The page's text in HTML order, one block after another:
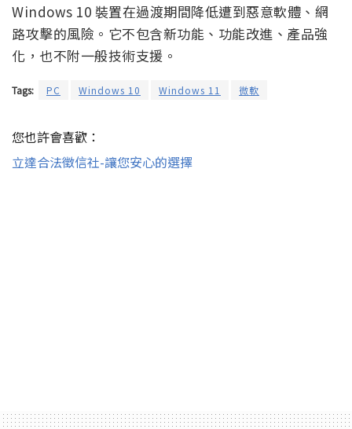
Windows 10 裝置在過渡期間降低遭到惡意軟體、網
路攻擊的風險。它不包含新功能、功能改進、產品強
化，也不附一般技術支援。
Tags: PC Windows 10 Windows 11 微軟
您也許會喜歡：
立達合法徵信社-讓您安心的選擇